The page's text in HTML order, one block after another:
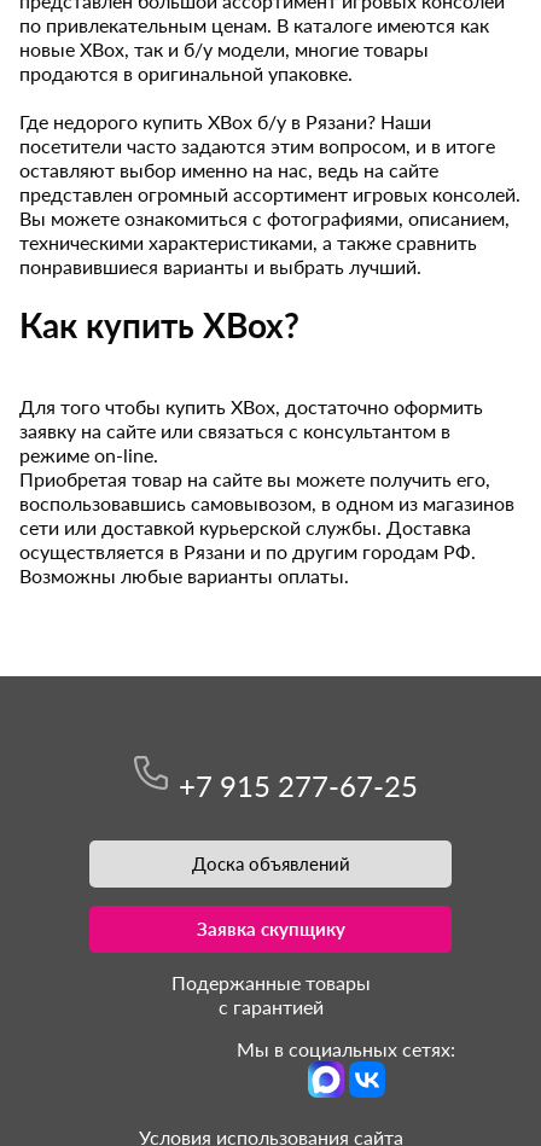
по привлекательным ценам. В каталоге имеются как
новые XBox, так и б/у модели, многие товары
продаются в оригинальной упаковке.
Где недорого купить XBox б/у в Рязани? Наши
посетители часто задаются этим вопросом, и в итоге
оставляют выбор именно на нас, ведь на сайте
представлен огромный ассортимент игровых консолей.
Вы можете ознакомиться с фотографиями, описанием,
техническими характеристиками, а также сравнить
понравившиеся варианты и выбрать лучший.
Как купить XBox?
Для того чтобы купить XBox, достаточно оформить
заявку на сайте или связаться с консультантом в
режиме on-line.
Приобретая товар на сайте вы можете получить его,
воспользовавшись самовывозом, в одном из магазинов
сети или доставкой курьерской службы. Доставка
осуществляется в Рязани и по другим городам РФ.
Возможны любые варианты оплаты.
+7 915 277-67-25
Доска объявлений
Заявка скупщику
Подержанные товары
с гарантией
Мы в социальных сетях:
Условия использования сайта